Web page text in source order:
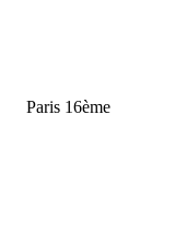
Paris 16ème